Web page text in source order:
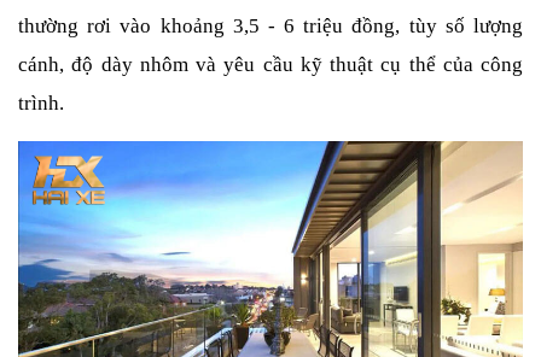
thường rơi vào khoảng 3,5 - 6 triệu đồng, tùy số lượng
cánh, độ dày nhôm và yêu cầu kỹ thuật cụ thể của công
trình.